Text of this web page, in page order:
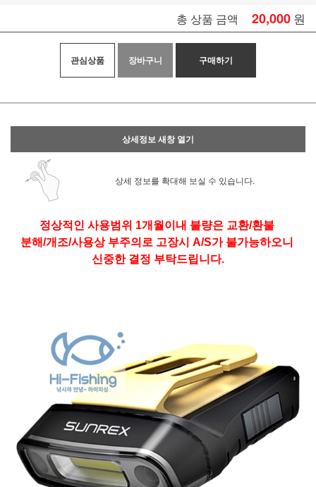
총 상품 금액 20,000 원
관심상품 장바구니 구매하기
상세정보 새창 열기
상세 정보를 확대해 보실 수 있습니다.
정상적인 사용범위 1개월이내 불량은 교환/환불
분해/개조/사용상 부주의로 고장시 A/S가 불가능하오니
신중한 결정 부탁드립니다.